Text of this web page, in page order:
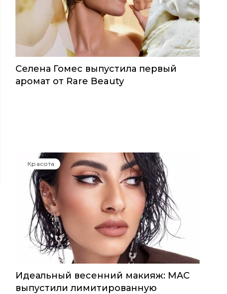
Селена Гомес выпустила первый
аромат от Rare Beauty
Красота
Идеальный весенний макияж: MAC
выпустили лимитированную